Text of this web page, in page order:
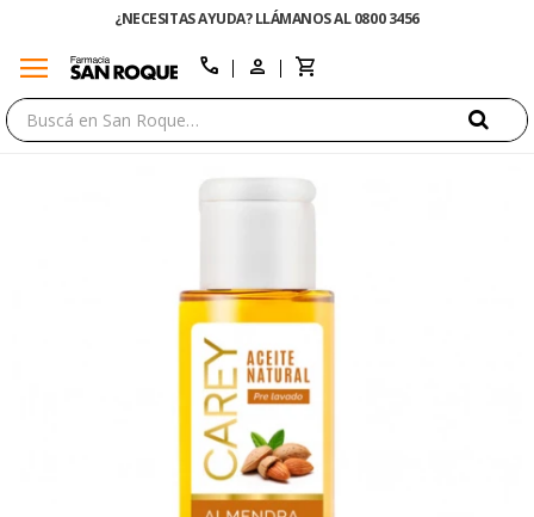
¿NECESITAS AYUDA? LLÁMANOS AL 0800 3456
menu call
close